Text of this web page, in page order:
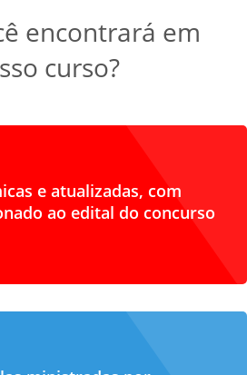
encontrará em
curso?
e atualizadas, com
ao edital do concurso